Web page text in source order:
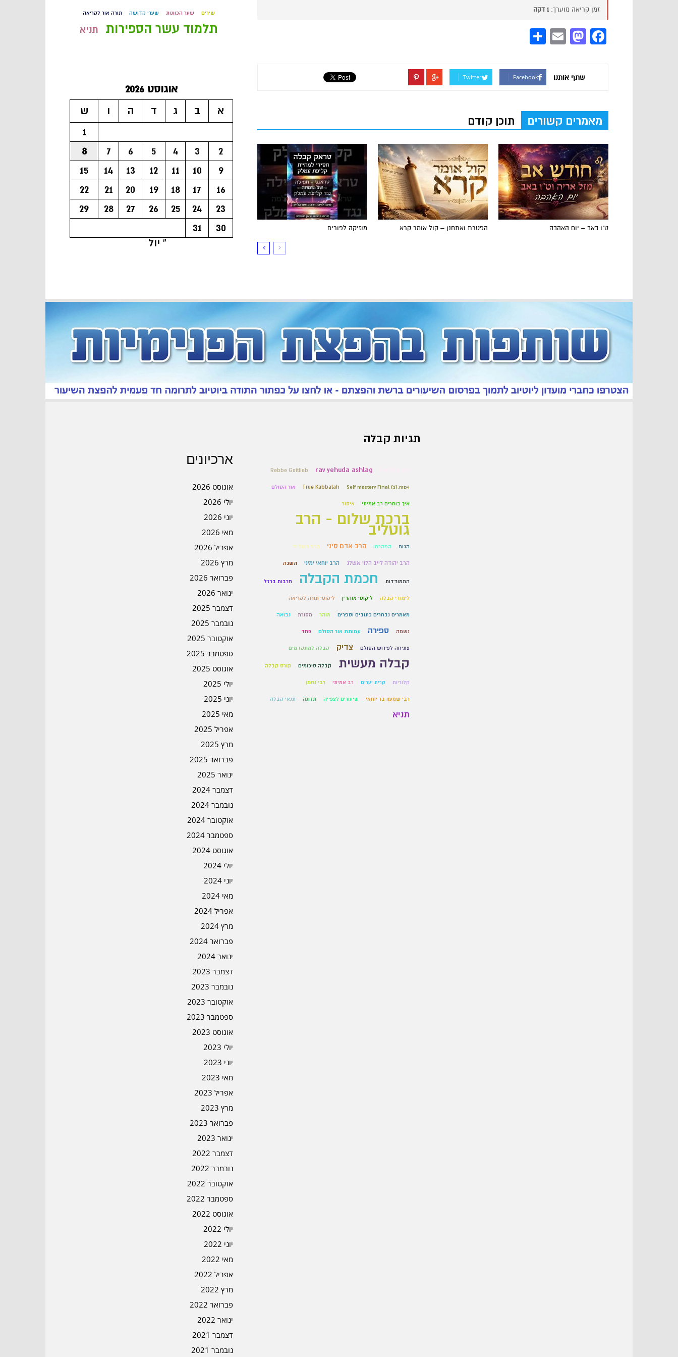
זמן קריאה מוערך: 1 דקה
Facebook
Mastodon
Email
שתף אותנו Facebook
Twitter
מאמרים קשורים תוכן קודם
מוזיקה לפורים הפטרת ואתחנן – קול אומר קרא ט"ו באב – יום האהבה
שירים שער הכוונות שערי קדושה תורה אור לקריאה
תלמוד עשר הספירות תניא
אוגוסט 2026
א
ב ג ד ה ו
ש
1
2
3
4
5
6
7
8
9
10
11
12
13
14
15
16
17
18
19
20
21
22
23
24
25
26
27
28
29
30
31
« יול
ארכיונים
אוגוסט 2026
יולי 2026
יוני 2026
מאי 2026
אפריל 2026
מרץ 2026
פברואר 2026
ינואר 2026
דצמבר 2025
נובמבר 2025
אוקטובר 2025
ספטמבר 2025
אוגוסט 2025
יולי 2025
יוני 2025
מאי 2025
אפריל 2025
מרץ 2025
פברואר 2025
ינואר 2025
דצמבר 2024
נובמבר 2024
אוקטובר 2024
ספטמבר 2024
אוגוסט 2024
יולי 2024
יוני 2024
מאי 2024
אפריל 2024
מרץ 2024
פברואר 2024
ינואר 2024
דצמבר 2023
נובמבר 2023
אוקטובר 2023
ספטמבר 2023
אוגוסט 2023
יולי 2023
יוני 2023
מאי 2023
אפריל 2023
מרץ 2023
פברואר 2023
ינואר 2023
דצמבר 2022
נובמבר 2022
אוקטובר 2022
ספטמבר 2022
אוגוסט 2022
יולי 2022
יוני 2022
מאי 2022
אפריל 2022
מרץ 2022
פברואר 2022
ינואר 2022
דצמבר 2021
נובמבר 2021
תגיות קבלה
rav yehuda ashlag
Rebbe Gottlieb
Self mastery Final (2).mp4
True Kabbalah אור הסולם
איך בוחרים רב אמיתי איסור
ברכת שלום - הרב
גוטליב
הגות המהרחו הרב אדם סיני הרב גוטליב
הרב יהודה לייב הלוי אשלג הרב יוחאי ימיני השגה
התמודדות חכמת הקבלה חרבות ברזל
לימודי קבלה ליקוטי מוהר״ן ליקוטי תורה לקריאה
מאמרים נבחרים כתובים וספרים מוהר מסורת נבואה
נשמה ספירה עמותת אור הסולם פחד
פתיחה לפירוש הסולם צדיק קבלה למתקדמים
קבלה מעשית קבלה סיכומים קורס קבלה
קלוריות קרית יערים רב אמיתי רבי נחמן
רבי שמעון בר יוחאי שיעורים לצפייה תזונה תנאי קבלה
תניא